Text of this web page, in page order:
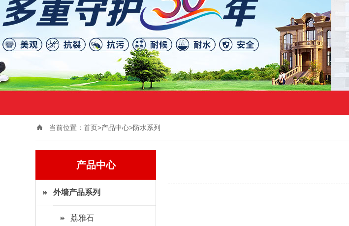
当前位置： 首页>产品中心>防水系列
产品中心
外墙产品系列
荔雅石